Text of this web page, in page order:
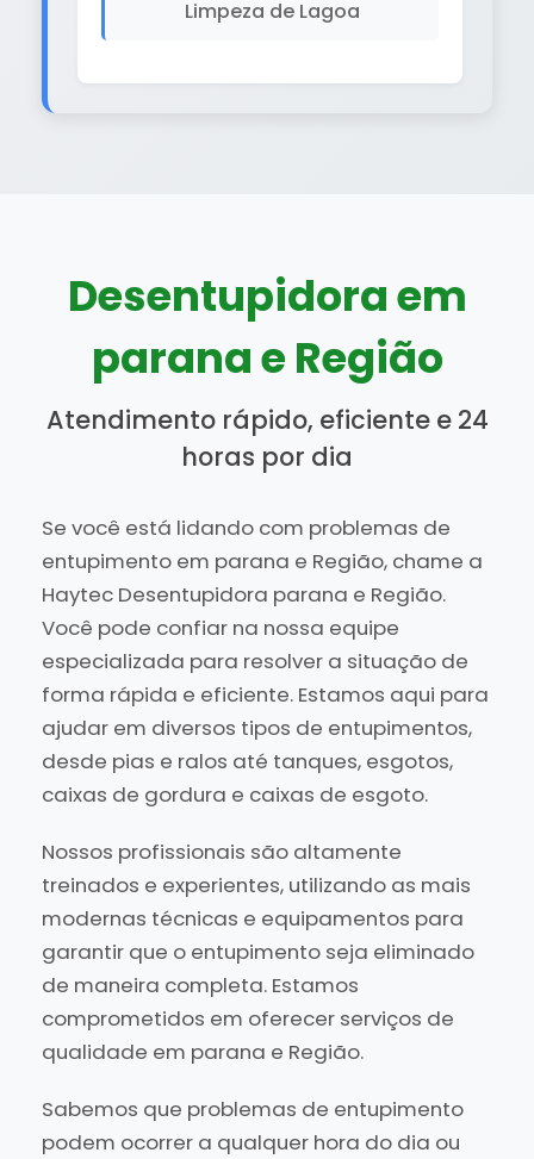
Limpeza de Lagoa
Desentupidora em
parana e Região
Atendimento rápido, eficiente e 24
horas por dia
Se você está lidando com problemas de
entupimento em parana e Região, chame a
Haytec Desentupidora parana e Região.
Você pode confiar na nossa equipe
especializada para resolver a situação de
forma rápida e eficiente. Estamos aqui para
ajudar em diversos tipos de entupimentos,
desde pias e ralos até tanques, esgotos,
caixas de gordura e caixas de esgoto.
Nossos profissionais são altamente
treinados e experientes, utilizando as mais
modernas técnicas e equipamentos para
garantir que o entupimento seja eliminado
de maneira completa. Estamos
comprometidos em oferecer serviços de
qualidade em parana e Região.
Sabemos que problemas de entupimento
podem ocorrer a qualquer hora do dia ou